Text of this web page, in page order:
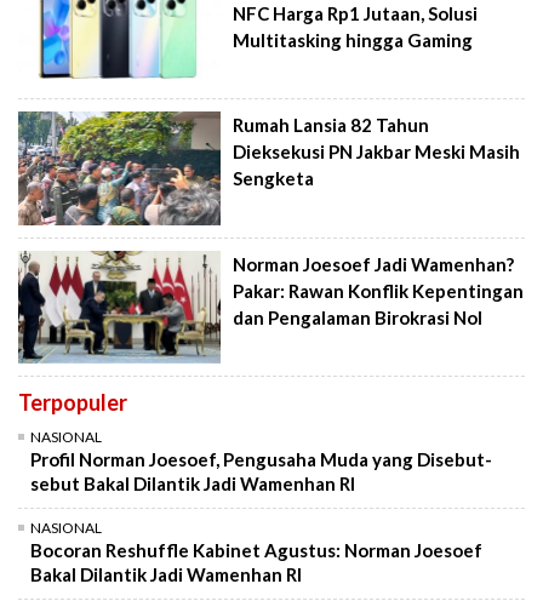
NFC Harga Rp1 Jutaan, Solusi
Multitasking hingga Gaming
Rumah Lansia 82 Tahun
Dieksekusi PN Jakbar Meski Masih
Sengketa
Norman Joesoef Jadi Wamenhan?
Pakar: Rawan Konflik Kepentingan
dan Pengalaman Birokrasi Nol
Terpopuler
NASIONAL
Profil Norman Joesoef, Pengusaha Muda yang Disebut-
sebut Bakal Dilantik Jadi Wamenhan RI
NASIONAL
Bocoran Reshuffle Kabinet Agustus: Norman Joesoef
Bakal Dilantik Jadi Wamenhan RI